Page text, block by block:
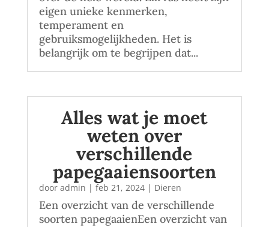
eigen unieke kenmerken,
temperament en
gebruiksmogelijkheden. Het is
belangrijk om te begrijpen dat...
Alles wat je moet
weten over
verschillende
papegaaiensoorten
door admin | feb 21, 2024| Dieren
Een overzicht van de verschillende
soorten papegaaienEen overzicht van